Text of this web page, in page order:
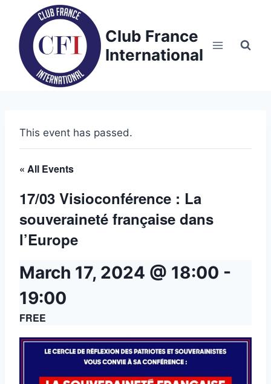
content
Club France
International
This event has passed.
« All Events
17/03 Visioconférence : La
souveraineté française dans
l’Europe
March 17, 2024 @ 18:00 -
19:00
FREE